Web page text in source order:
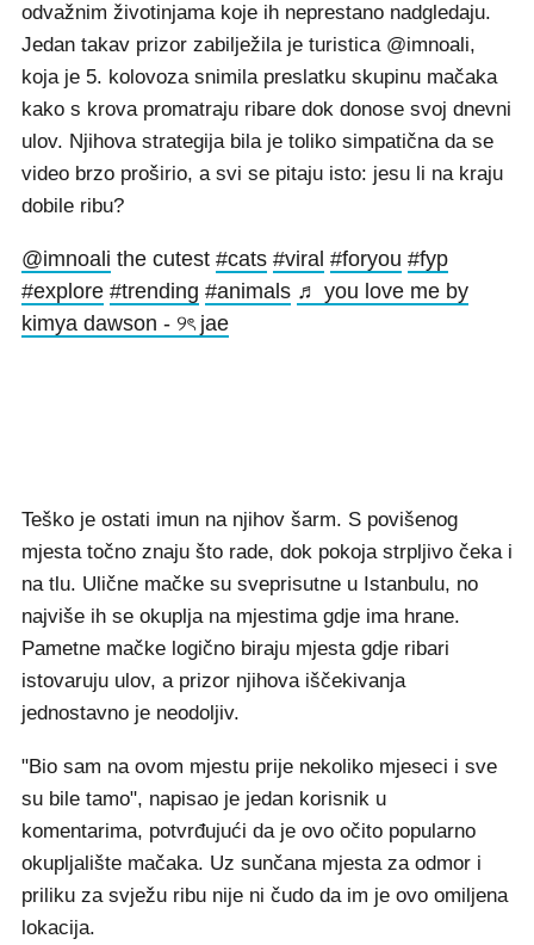
odvažnim životinjama koje ih neprestano nadgledaju.
Jedan takav prizor zabilježila je turistica @imnoali,
koja je 5. kolovoza snimila preslatku skupinu mačaka
kako s krova promatraju ribare dok donose svoj dnevni
ulov. Njihova strategija bila je toliko simpatična da se
video brzo proširio, a svi se pitaju isto: jesu li na kraju
dobile ribu?
@imnoali the cutest #cats #viral #foryou #fyp
#explore #trending #animals ♬ you love me by
kimya dawson - ୨ৎ jae
Teško je ostati imun na njihov šarm. S povišenog
mjesta točno znaju što rade, dok pokoja strpljivo čeka i
na tlu. Ulične mačke su sveprisutne u Istanbulu, no
najviše ih se okuplja na mjestima gdje ima hrane.
Pametne mačke logično biraju mjesta gdje ribari
istovaruju ulov, a prizor njihova iščekivanja
jednostavno je neodoljiv.
"Bio sam na ovom mjestu prije nekoliko mjeseci i sve
su bile tamo", napisao je jedan korisnik u
komentarima, potvrđujući da je ovo očito popularno
okupljalište mačaka. Uz sunčana mjesta za odmor i
priliku za svježu ribu nije ni čudo da im je ovo omiljena
lokacija.